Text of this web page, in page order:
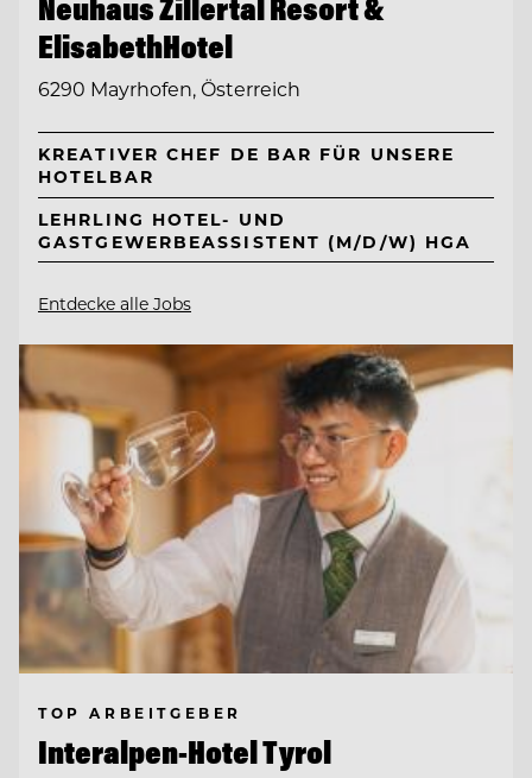
ElisabethHotel
6290 Mayrhofen, Österreich
KREATIVER CHEF DE BAR FÜR UNSERE
HOTELBAR
LEHRLING HOTEL- UND
GASTGEWERBEASSISTENT (M/D/W) HGA
Entdecke alle Jobs
TOP ARBEITGEBER
Interalpen-Hotel Tyrol